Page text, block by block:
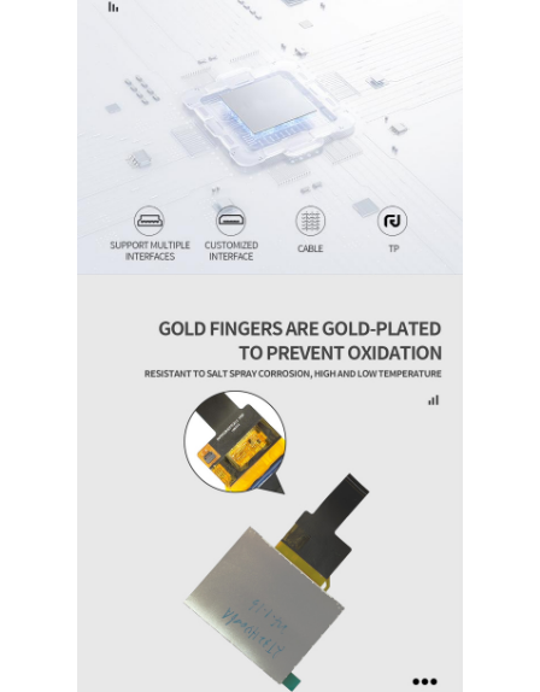
Nieuws
Offerte Aanvragen
TFT-LCD-scherm
vierkante lcd-display
E-inkt Epaper-Vertoning
TFT-LCD-capacitatief touchscreen
TFT-LCD-resistief touchscreen
PMoled display